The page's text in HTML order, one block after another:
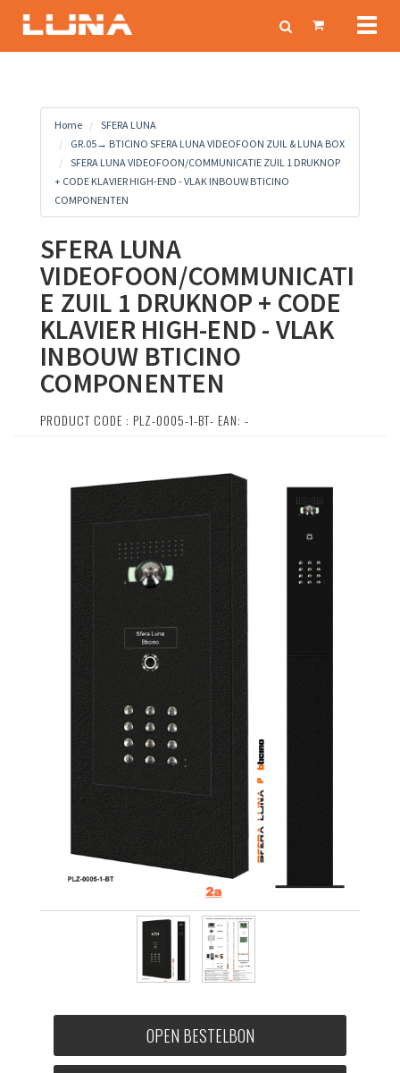
Home
SFERA LUNA
GR.05→ BTICINO SFERA LUNA VIDEOFOON ZUIL & LUNA BOX
SFERA LUNA VIDEOFOON/COMMUNICATIE ZUIL 1 DRUKNOP
+ CODE KLAVIER HIGH-END - VLAK INBOUW BTICINO
COMPONENTEN
SFERA LUNA
VIDEOFOON/COMMUNICATI
E ZUIL 1 DRUKNOP + CODE
KLAVIER HIGH-END - VLAK
INBOUW BTICINO
COMPONENTEN
PRODUCT CODE : PLZ-0005-1-BT- EAN: -
OPEN BESTELBON